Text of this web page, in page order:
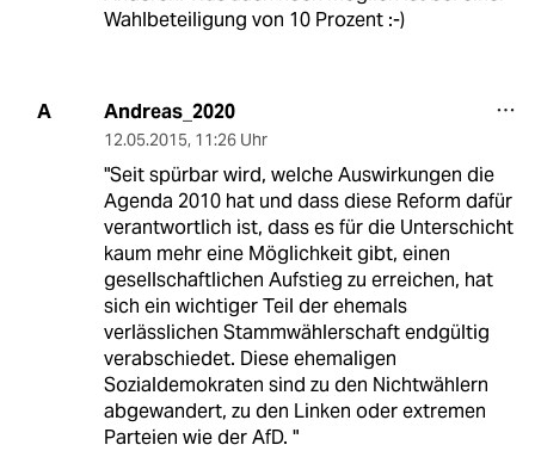
Wahlbeteiligung von 10 Prozent :-)
A Andreas_2020
12.05.2015, 11:26 Uhr
"Seit spürbar wird, welche Auswirkungen die
Agenda 2010 hat und dass diese Reform dafür
verantwortlich ist, dass es für die Unterschicht
kaum mehr eine Möglichkeit gibt, einen
gesellschaftlichen Aufstieg zu erreichen, hat
sich ein wichtiger Teil der ehemals
verlässlichen Stammwählerschaft endgültig
verabschiedet. Diese ehemaligen
Sozialdemokraten sind zu den Nichtwählern
abgewandert, zu den Linken oder extremen
Parteien wie der AfD. "